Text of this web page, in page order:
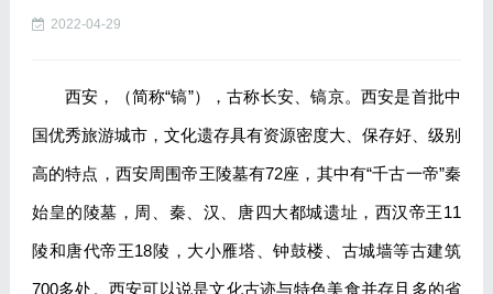
2022-04-29
西安，（简称“镐”），古称长安、镐京。西安是首批中
国优秀旅游城市，文化遗存具有资源密度大、保存好、级别
高的特点，西安周围帝王陵墓有72座，其中有“千古一帝”秦
始皇的陵墓，周、秦、汉、唐四大都城遗址，西汉帝王11
陵和唐代帝王18陵，大小雁塔、钟鼓楼、古城墙等古建筑
700多处。西安可以说是文化古迹与特色美食并存且多的省